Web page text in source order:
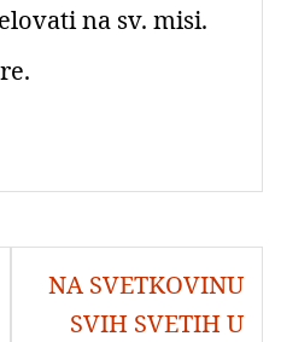
na sv. misi.
NA SVETKOVINU
SVIH SVETIH U